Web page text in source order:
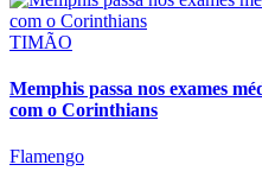
TIMÃO
Memphis passa nos exames
com o Corinthians
Flamengo